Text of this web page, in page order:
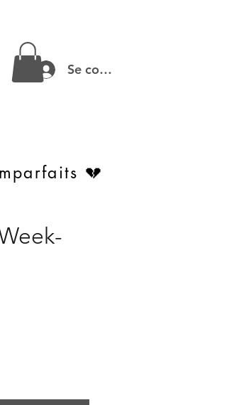
Se connecter
💔